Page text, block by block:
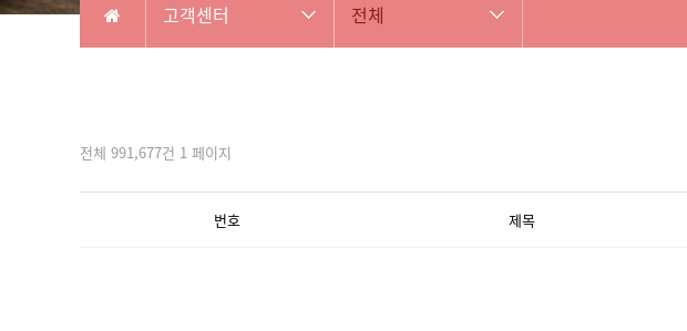
고객센터 전체
전체 991,677건 1 페이지
번호 제목